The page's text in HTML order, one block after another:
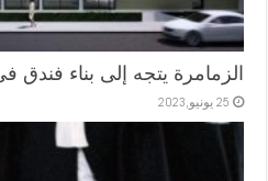
الزمامرة يتجه إلى بناء فندق
25 يونيو,2023